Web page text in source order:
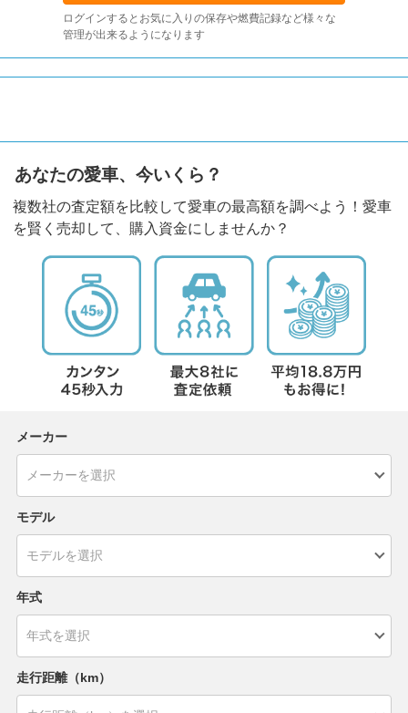
ログインするとお気に入りの保存や燃費記録など様々な
管理が出来るようになります
あなたの愛車、今いくら？
複数社の査定額を比較して愛車の最高額を調べよう！愛車
を賢く売却して、購入資金にしませんか？
メーカー
モデル
年式
走行距離（km）